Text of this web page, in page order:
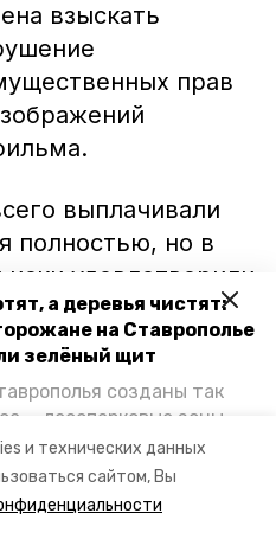
и технических данных
сайтом, Вы
а деревья чистят:
на Ставрополье
зелёный щит
созданы так
— лесопарковые зоны,
выхлопных
ли они с
автотранспорта и
края, узнала
взыскать
прав
выплачивали
полностью, но в
иски удовлетворили
изображение
«Алёнка»,
сообщает